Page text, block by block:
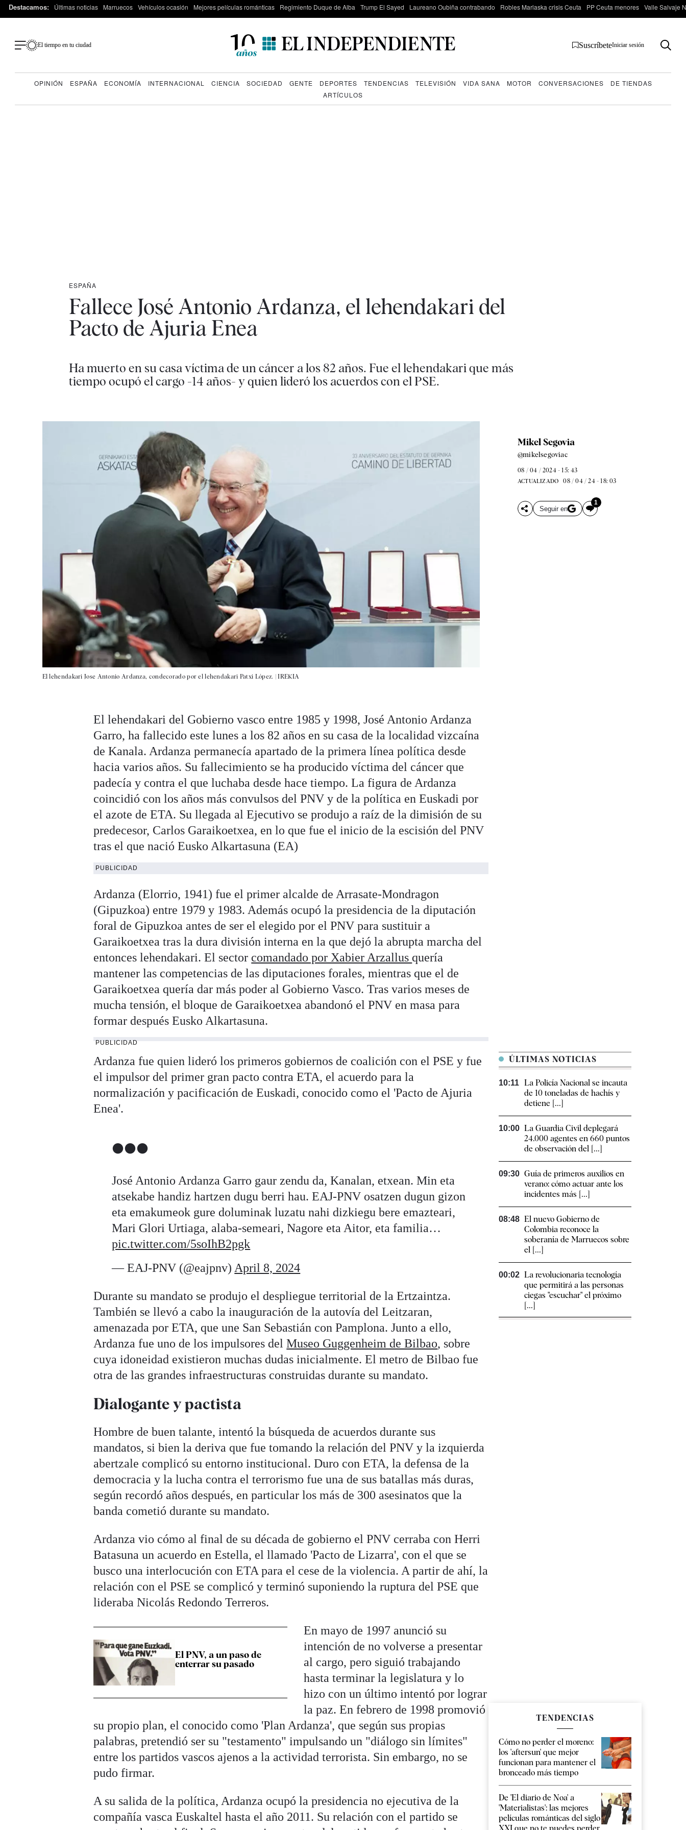
Destacamos: Últimas noticias Marruecos Vehículos ocasión Mejores películas románticas Regimiento Duque de Alba Trump El Sayed Laureano Oubiña contrabando Robles Marlaska crisis Ceuta PP Ceuta menores Valle Salvaje
El tiempo en tu ciudad SuscríbeteIniciar sesión
OPINIÓN ESPAÑA ECONOMÍA INTERNACIONAL CIENCIA SOCIEDAD GENTE DEPORTES TENDENCIAS TELEVISIÓN VIDA SANA MOTOR CONVERSACIONES
DE TIENDAS
ARTÍCULOS
ESPAÑA
Fallece José Antonio Ardanza, el lehendakari del
Pacto de Ajuria Enea
Ha muerto en su casa víctima de un cáncer a los 82 años. Fue el lehendakari que más
tiempo ocupó el cargo -14 años- y quien lideró los acuerdos con el PSE.
El lehendakari Jose Antonio Ardanza, condecorado por el lehendakari Patxi López. |IREKIA
Mikel Segovia
@mikelsegoviac
08 / 04 / 2024 - 15: 43
ACTUALIZADO 08 / 04 / 24 - 18: 03
Seguir en
1
El lehendakari del Gobierno vasco entre 1985 y 1998, José Antonio Ardanza
Garro, ha fallecido este lunes a los 82 años en su casa de la localidad vizcaína
de Kanala. Ardanza permanecía apartado de la primera línea política desde
hacia varios años. Su fallecimiento se ha producido víctima del cáncer que
padecía y contra el que luchaba desde hace tiempo. La figura de Ardanza
coincidió con los años más convulsos del PNV y de la política en Euskadi por
el azote de ETA. Su llegada al Ejecutivo se produjo a raíz de la dimisión de su
predecesor, Carlos Garaikoetxea, en lo que fue el inicio de la escisión del PNV
tras el que nació Eusko Alkartasuna (EA)
PUBLICIDAD
Ardanza (Elorrio, 1941) fue el primer alcalde de Arrasate-Mondragon
(Gipuzkoa) entre 1979 y 1983. Además ocupó la presidencia de la diputación
foral de Gipuzkoa antes de ser el elegido por el PNV para sustituir a
Garaikoetxea tras la dura división interna en la que dejó la abrupta marcha del
entonces lehendakari. El sector comandado por Xabier Arzallusquería
mantener las competencias de las diputaciones forales, mientras que el de
Garaikoetxea quería dar más poder al Gobierno Vasco. Tras varios meses de
mucha tensión, el bloque de Garaikoetxea abandonó el PNV en masa para
formar después Eusko Alkartasuna.
PUBLICIDAD
Ardanza fue quien lideró los primeros gobiernos de coalición con el PSE y fue
el impulsor del primer gran pacto contra ETA, el acuerdo para la
normalización y pacificación de Euskadi, conocido como el 'Pacto de Ajuria
Enea'.
⚫️⚫️⚫️
José Antonio Ardanza Garro gaur zendu da, Kanalan, etxean. Min eta
atsekabe handiz hartzen dugu berri hau. EAJ-PNV osatzen dugun gizon
eta emakumeok gure doluminak luzatu nahi dizkiegu bere emazteari,
Mari Glori Urtiaga, alaba-semeari, Nagore eta Aitor, eta familia…
pic.twitter.com/5soIhB2pgk
— EAJ-PNV (@eajpnv) April 8, 2024
Durante su mandato se produjo el despliegue territorial de la Ertzaintza.
También se llevó a cabo la inauguración de la autovía del Leitzaran,
amenazada por ETA, que une San Sebastián con Pamplona. Junto a ello,
Ardanza fue uno de los impulsores delMuseo Guggenheim de Bilbao, sobre
cuya idoneidad existieron muchas dudas inicialmente. El metro de Bilbao fue
otra de las grandes infraestructuras construidas durante su mandato.
Dialogante y pactista
Hombre de buen talante, intentó la búsqueda de acuerdos durante sus
mandatos, si bien la deriva que fue tomando la relación del PNV y la izquierda
abertzale complicó su entorno institucional. Duro con ETA, la defensa de la
democracia y la lucha contra el terrorismo fue una de sus batallas más duras,
según recordó años después, en particular los más de 300 asesinatos que la
banda cometió durante su mandato.
Ardanza vio cómo al final de su década de gobierno el PNV cerraba con Herri
Batasuna un acuerdo en Estella, el llamado 'Pacto de Lizarra', con el que se
busco una interlocución con ETA para el cese de la violencia. A partir de ahí, la
relación con el PSE se complicó y terminó suponiendo la ruptura del PSE que
lideraba Nicolás Redondo Terreros.
El PNV, a un paso de
enterrar su pasado
En mayo de 1997 anunció su
intención de no volverse a presentar
al cargo, pero siguió trabajando
hasta terminar la legislatura y lo
hizo con un último intentó por lograr
la paz. En febrero de 1998 promovió
su propio plan, el conocido como 'Plan Ardanza', que según sus propias
palabras, pretendió ser su "testamento" impulsando un "diálogo sin límites"
entre los partidos vascos ajenos a la actividad terrorista. Sin embargo, no se
pudo firmar.
A su salida de la política, Ardanza ocupó la presidencia no ejecutiva de la
compañía vasca Euskaltel hasta el año 2011. Su relación con el partido se
ÚLTIMAS NOTICIAS
10:11 La Policía Nacional se incauta
de 10 toneladas de hachís y
detiene [...]
10:00 La Guardia Civil deplegará
24.000 agentes en 660 puntos
de observación del [...]
09:30 Guía de primeros auxilios en
verano: cómo actuar ante los
incidentes más [...]
08:48 El nuevo Gobierno de
Colombia reconoce la
soberanía de Marruecos sobre
el [...]
00:02 La revolucionaria tecnología
que permitirá a las personas
ciegas "escuchar" el próximo
[...]
TENDENCIAS
Cómo no perder el moreno:
los 'aftersun' que mejor
funcionan para mantener el
bronceado más tiempo
De 'El diario de Noa' a
'Materialistas': las mejores
películas románticas del siglo